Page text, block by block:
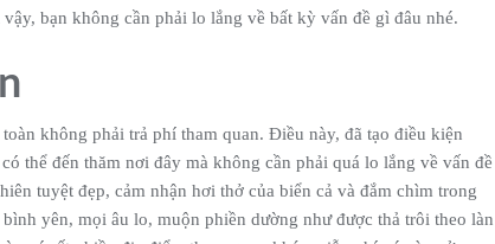
bạn không cần phải lo lắng về bất kỳ vấn đề gì đâu nhé.
không phải trả phí tham quan. Điều này, đã tạo điều kiện
thể đến thăm nơi đây mà không cần phải quá lo lắng về vấn đề
tuyệt đẹp, cảm nhận hơi thở của biển cả và đắm chìm trong
yên, mọi âu lo, muộn phiền dường như được thả trôi theo làn